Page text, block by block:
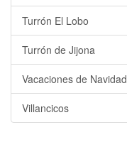
Turrón El Lobo
Turrón de Jijona
Vacaciones de Navidad
Villancicos